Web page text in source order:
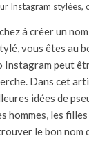
Instagram stylées,
à créer un
vous êtes au
Instagram peut
Dans cet
idées de
hommes, les
le bon nom